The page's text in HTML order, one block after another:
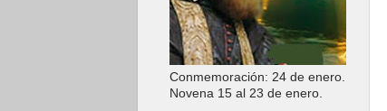
Conmemoración: 24 de enero.
Novena 15 al 23 de enero.